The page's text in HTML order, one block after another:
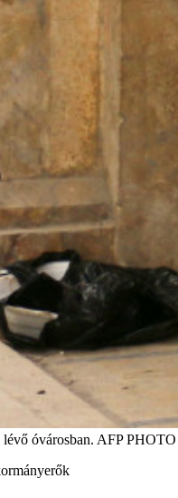
lévő óvárosban. AFP